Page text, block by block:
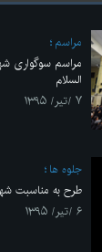
مراسم
مراسم سوگواری
السلام
۷ /تیر/ ۱۳۹۵
جلوه ها
طرح به مناسبت
۶ /تیر/ ۱۳۹۵